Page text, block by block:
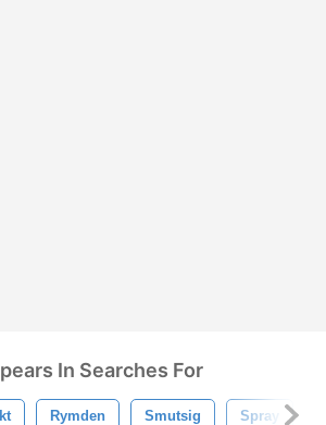
In Searches For
Rymden Smutsig Spray